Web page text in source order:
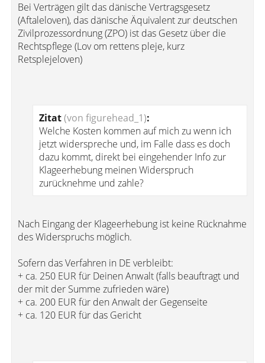
Bei Verträgen gilt das dänische Vertragsgesetz
(Aftaleloven), das dänische Äquivalent zur deutschen
Zivilprozessordnung (ZPO) ist das Gesetz über die
Rechtspflege (Lov om rettens pleje, kurz
Retsplejeloven)
Zitat(von figurehead_1):
Welche Kosten kommen auf mich zu wenn ich
jetzt widerspreche und, im Falle dass es doch
dazu kommt, direkt bei eingehender Info zur
Klageerhebung meinen Widerspruch
zurücknehme und zahle?
Nach Eingang der Klageerhebung ist keine Rücknahme
des Widerspruchs möglich.
Sofern das Verfahren in DE verbleibt:
+ ca. 250 EUR für Deinen Anwalt (falls beauftragt und
der mit der Summe zufrieden wäre)
+ ca. 200 EUR für den Anwalt der Gegenseite
+ ca. 120 EUR für das Gericht